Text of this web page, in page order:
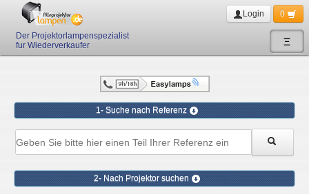
Ξ
Der Projektorlampenspezialist
fur Wiederverkaufer
Login 0
1- Suche nach Referenz
2- Nach Projektor suchen